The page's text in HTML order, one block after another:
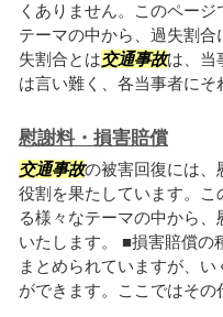
くありません。このページ
テーマの中から、過失割
失割合とは交通事故は、当
は言い難く、各当事者にそ
慰謝料・損害賠償
交通事故の被害回復には、
役割を果たしています。こ
る様々なテーマの中から
いたします。 ■損害賠償の
まとめられていますが、
ができます。ここではその